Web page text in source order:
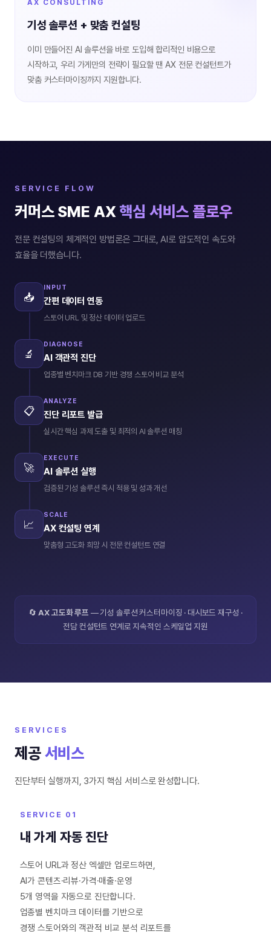
AX CONSULTING
기성 솔루션 + 맞춤 컨설팅
이미 만들어진 AI 솔루션을 바로 도입해 합리적인 비용으로
시작하고, 우리 가게만의 전략이 필요할 땐 AX 전문 컨설턴트가
맞춤 커스터마이징까지 지원합니다.
SERVICE FLOW
커머스 SME AX 핵심 서비스 플로우
전문 컨설팅의 체계적인 방법론은 그대로, AI로 압도적인 속도와
효율을 더했습니다.
📥
INPUT
간편 데이터 연동
스토어 URL 및 정산 데이터 업로드
🔬
DIAGNOSE
AI 객관적 진단
업종별 벤치마크 DB 기반 경쟁 스토어 비교 분석
📋
ANALYZE
진단 리포트 발급
실시간 핵심 과제 도출 및 최적의 AI 솔루션 매칭
🚀
EXECUTE
AI 솔루션 실행
검증된 기성 솔루션 즉시 적용 및 성과 개선
📈
SCALE
AX 컨설팅 연계
맞춤형 고도화 희망 시 전문 컨설턴트 연결
🔄AX 고도화 루프 — 기성 솔루션 커스터마이징 · 대시보드 재구성 ·
전담 컨설턴트 연계로 지속적인 스케일업 지원
SERVICES
제공 서비스
진단부터 실행까지, 3가지 핵심 서비스로 완성합니다.
SERVICE 01
내 가게 자동 진단
스토어 URL과 정산 엑셀만 업로드하면,
AI가 콘텐츠·리뷰·가격·매출·운영
5개 영역을 자동으로 진단합니다.
업종별 벤치마크 데이터를 기반으로
경쟁 스토어와의 객관적 비교 분석 리포트를